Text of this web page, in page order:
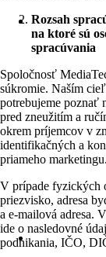
Rozsah
na ktoré sú
spracúvania
Spoločnosť
súkromie. Naším
potrebujeme poznať
pred zneužitím a
okrem príjemcov v
identifikačných a
priameho marketingu.
V prípade fyzických
priezvisko, adresa
a e-mailová adresa.
ide o nasledovné
podnikania, IČO,